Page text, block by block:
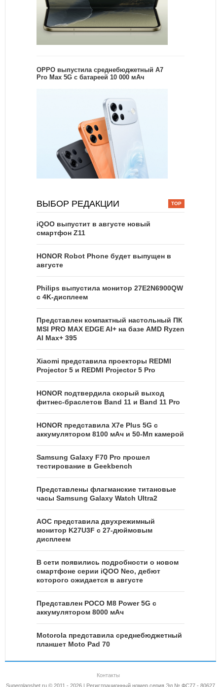
OPPO выпустила среднебюджетный A7
Pro Max 5G с батареей 10 000 мАч
ВЫБОР РЕДАКЦИИ
iQOO выпустит в августе новый
смартфон Z11
HONOR Robot Phone будет выпущен в
августе
Philips выпустила монитор 27E2N6900QW
с 4K-дисплеем
Представлен компактный настольный ПК
MSI PRO MAX EDGE AI+ на базе AMD Ryzen
AI Max+ 395
Xiaomi представила проекторы REDMI
Projector 5 и REDMI Projector 5 Pro
HONOR подтвердила скорый выход
фитнес-браслетов Band 11 и Band 11 Pro
HONOR представила X7e Plus 5G с
аккумулятором 8100 мАч и 50-Мп камерой
Samsung Galaxy F70 Pro прошел
тестирование в Geekbench
Представлены флагманские титановые
часы Samsung Galaxy Watch Ultra2
AOC представила двухрежимный
монитор K27U3F с 27-дюймовым
дисплеем
В сети появились подробности о новом
смартфоне серии iQOO Neo, дебют
которого ожидается в августе
Представлен POCO M8 Power 5G с
аккумулятором 8000 мАч
Motorola представила среднебюджетный
планшет Moto Pad 70
Контакты
Superplanshet.ru © 2011 - 2026 | Регистрационный номер серия Эл № ФС77 - 80627